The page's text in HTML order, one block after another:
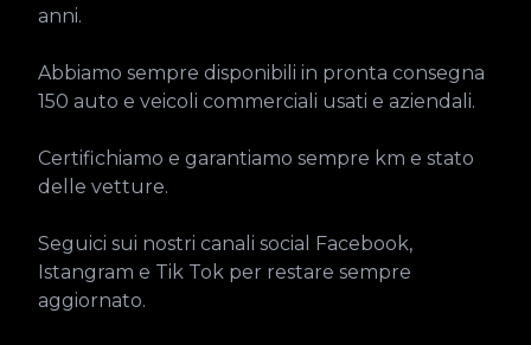
anni.
Abbiamo sempre disponibili in pronta consegna
150 auto e veicoli commerciali usati e aziendali.
Certifichiamo e garantiamo sempre km e stato
delle vetture.
Seguici sui nostri canali social Facebook,
Istangram e Tik Tok per restare sempre
aggiornato.